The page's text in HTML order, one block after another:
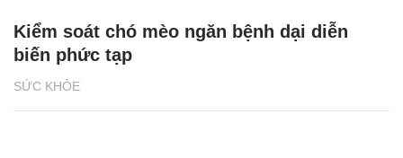
SỨC KHỎE
Kiểm soát chó mèo ngăn bệnh dại diễn
biến phức tạp